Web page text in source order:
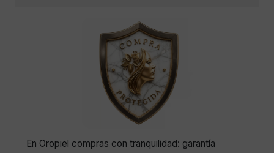
En Oropiel compras con tranquilidad: garantía